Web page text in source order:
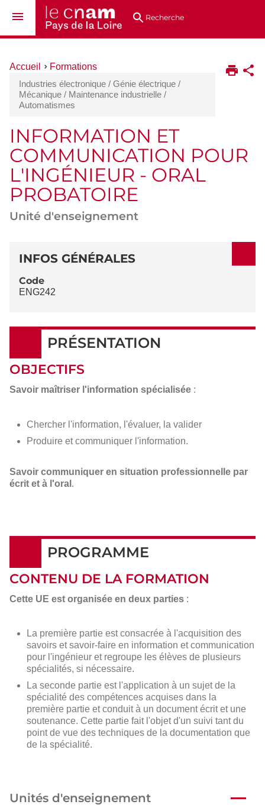
au
directsRecherche
Vous
ici :
Accueil
Formations
Industries électronique / Génie électrique /
Mécanique / Maintenance industrielle /
Automatismes
INFORMATION ET
COMMUNICATION POUR
L'INGÉNIEUR - ORAL
PROBATOIRE
Unité d'enseignement
DÉTAILS
INFOS GÉNÉRALES
Code
ENG242
PRÉSENTATION
OBJECTIFS
Savoir maîtriser l'information spécialisée :
Chercher l'information, l'évaluer, la valider
Produire et communiquer l'information.
Savoir communiquer en situation professionnelle par
écrit et à l'oral .
PROGRAMME
CONTENU DE LA FORMATION
Cette UE est organisée en deux parties :
La première partie est consacrée à l'acquisition des
savoirs et savoir-faire en information et communication
pour l'ingénieur et regroupe les élèves de plusieurs
spécialités, si nécessaire.
La seconde partie est l'application à un sujet de la
spécialité des compétences acquises dans la
première partie et conduit à un document écrit et une
soutenance. Cette partie fait l'objet d'un suivi tant du
point de vue des techniques de la documentation que
de la spécialité.
Unités d'enseignement